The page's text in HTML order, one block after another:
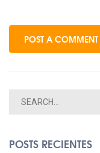
POST A COMMENT
POSTS RECIENTES